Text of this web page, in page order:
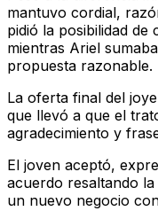
mantuvo cordial,
pidió la posibilidad de
mientras Ariel
propuesta razonable.
La oferta final del
que llevó a que el
agradecimiento y
El joven aceptó,
acuerdo resaltando
un nuevo negocio